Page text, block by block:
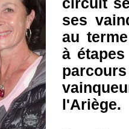
ses
au
à
l'Ariège.